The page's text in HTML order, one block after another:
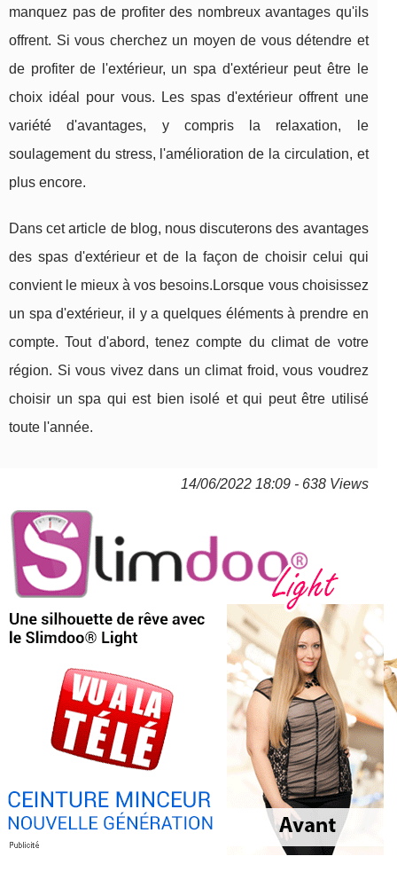
manquez pas de profiter des nombreux avantages qu'ils
offrent. Si vous cherchez un moyen de vous détendre et
de profiter de l'extérieur, un spa d'extérieur peut être le
choix idéal pour vous. Les spas d'extérieur offrent une
variété d'avantages, y compris la relaxation, le
soulagement du stress, l'amélioration de la circulation, et
plus encore.
Dans cet article de blog, nous discuterons des avantages
des spas d'extérieur et de la façon de choisir celui qui
convient le mieux à vos besoins.Lorsque vous choisissez
un spa d'extérieur, il y a quelques éléments à prendre en
compte. Tout d'abord, tenez compte du climat de votre
région. Si vous vivez dans un climat froid, vous voudrez
choisir un spa qui est bien isolé et qui peut être utilisé
toute l'année.
14/06/2022 18:09 - 638 Views